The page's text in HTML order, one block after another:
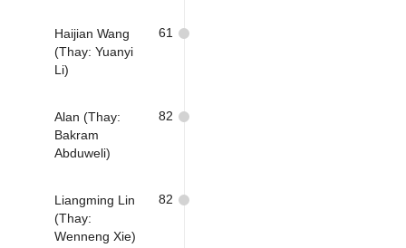
Haijian Wang
(Thay: Yuanyi
Li)
61
Alan (Thay:
Bakram
Abduweli)
82
Liangming Lin
(Thay:
Wenneng Xie)
82